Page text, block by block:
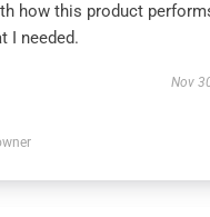
how this product
I needed.
Nov